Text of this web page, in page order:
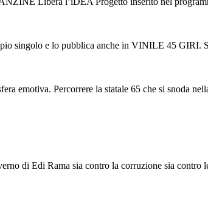
e lo pubblica anche in VINILE 45 GIRI.
emotiva. Percorrere la statale 65 che si snoda
di Edi Rama sia contro la corruzione sia